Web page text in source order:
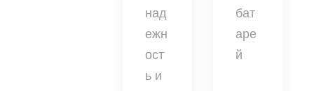
над
ежн
ост
ь и
бат
аре
й